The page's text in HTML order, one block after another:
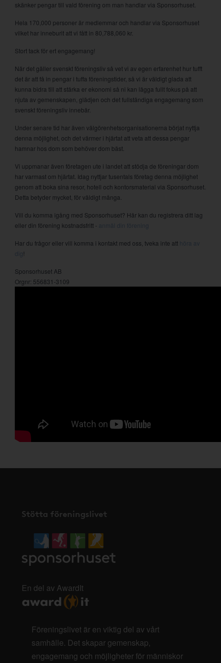
skänker pengar till vald förening om man handlar via Sponsorhuset.
Hela 170,000 personer är medlemmar och handlar via Sponsorhuset
vilket har inneburit att vi fått in 80,788,060 kr.
Stort tack för ert engagemang!
När det gäller svenskt föreningsliv så vet vi av egen erfarenhet hur tufft
det är att få in pengar i tuffa föreningstider, så vi är väldigt glada att
kunna bidra till att stärka er ekonomi så ni kan lägga fullt fokus på att
njuta av gemenskapen, glädjen och det fullständiga engagemang som
svenskt föreningsliv innebär.
Under senare tid har även välgörenhetsorganisationerna börjat nyttja
denna möjlighet, och det värmer i hjärtat att veta att dessa pengar
hamnar hos dom som behöver dom bäst.
Vi uppmanar även företagen ute i landet att stödja de föreningar dom
har varmast om hjärtat. Idag nyttjar tusentals företag denna möjlighet
genom att boka sina resor, hotell och kontorsmaterial via Sponsorhuset.
Detta betyder mycket, för väldigt många.
Vill du komma igång med Sponsorhuset? Här kan du registrera ditt lag
eller din förening kostnadsfritt -
anmäl din förening
Har du frågor eller vill komma i kontakt med oss, tveka inte att höra av
!
Sponsorhuset AB
Orgnr: 556831-3109
Stötta föreningslivet
En del av AwardIt
Föreningslivet är en viktig del av vårt
samhälle. Det skapar gemenskap,
engagemang och möjligheter för människor